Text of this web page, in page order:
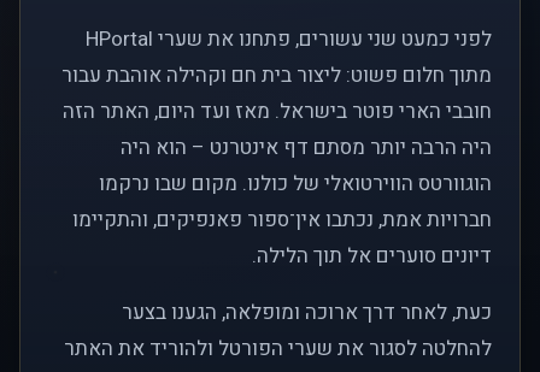
לפני כמעט שני עשורים, פתחנו את שערי HPortal
מתוך חלום פשוט: ליצור בית חם וקהילה אוהבת עבור
חובבי הארי פוטר בישראל. מאז ועד היום, האתר הזה
היה הרבה יותר מסתם דף אינטרנט – הוא היה
הוגוורטס הווירטואלי של כולנו. מקום שבו נרקמו
חברויות אמת, נכתבו אין־ספור פאנפיקים, והתקיימו
דיונים סוערים אל תוך הלילה.
כעת, לאחר דרך ארוכה ומופלאה, הגענו בצער
להחלטה לסגור את שערי הפורטל ולהוריד את האתר